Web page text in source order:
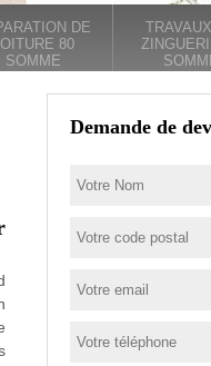
DE
80
SOMME
Demande de